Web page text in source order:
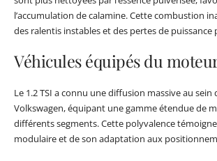
l’accumulation de calamine. Cette combustion
des ralentis instables et des pertes de puissance
Véhicules équipés du
Le 1.2 TSI a connu une diffusion massive au sein
Volkswagen, équipant une gamme étendue de
différents segments. Cette polyvalence
modulaire et de son adaptation aux